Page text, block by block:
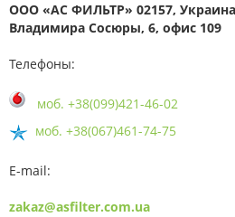
ООО «АС ФИЛЬТР» 02157, Украина
Владимира Сосюры, 6, офис 109
Телефоны:
моб. +38(099)421-46-02
моб. +38(067)461-74-75
E-mail:
zakaz@asfilter.com.ua